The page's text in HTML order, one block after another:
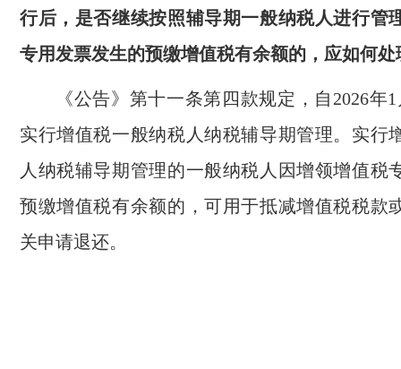
行后，是否继续按照辅导期一般纳税人进行管
专用发票发生的预缴增值税有余额的，应如何处
《公告》第十一条第四款规定，自2026年
实行增值税一般纳税人纳税辅导期管理。实行
人纳税辅导期管理的一般纳税人因增领增值税
预缴增值税有余额的，可用于抵减增值税税款
关申请退还。